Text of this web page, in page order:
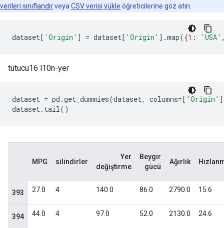
verileri sınıflandırveya CSV verisi yükle öğreticilerine göz atın.
dataset[ 'Origin' ] = dataset[ 'Origin' ].map({1 : 'USA'
tutucu16 l10n-yer
dataset = pd .get_dummies(dataset, columns=[ 'Origin'
dataset. tail()